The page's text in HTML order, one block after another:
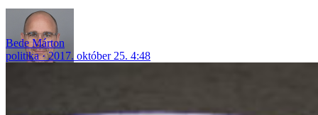
Bede Márton
politika
2017. október 25. 4:48